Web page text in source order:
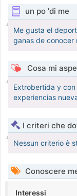
un po 'di me
Me gusta el
ganas de conocer
Cosa mi
Extrobertida y
experiencias
I criteri che
Nessun criterio è
Conoscere
Interessi